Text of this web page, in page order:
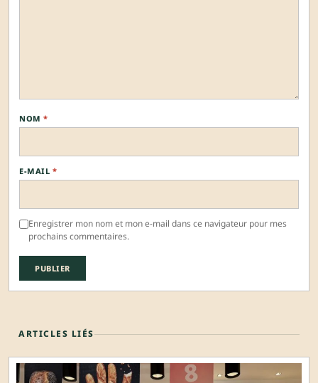
NOM *
E-MAIL *
Enregistrer mon nom et mon e-mail dans ce navigateur pour mes
prochains commentaires.
ARTICLES LIÉS